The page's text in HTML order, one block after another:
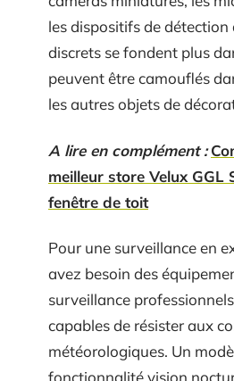
les dispositifs de
discrets se fondent plus
peuvent être camouflés
les autres objets de
A lire en complément :
meilleur store Velux GGL
fenêtre de toit
Pour une surveillance en
avez besoin des
surveillance
capables de résister aux
météorologiques. Un
fonctionnalité vision